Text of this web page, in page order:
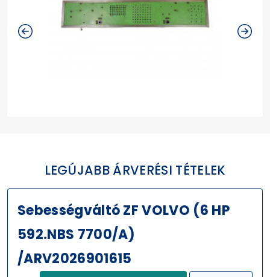
LEGÚJABB ÁRVERÉSI TÉTELEK
Sebességváltó ZF VOLVO (6 HP
592.NBS 7700/A)
/ARV2026901615